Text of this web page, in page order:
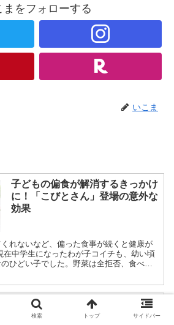
まをフォローする
いこま
子どもの偏食が解消するきっかけ
に！「こびとさん」登場の意外な
効果
れないなど、偏った食事が続くと健康が
ひどい子でした。野菜は全拒否、食べる
辞書ってどうやって選べばいい
の？国語辞典を選ぶポイント
検索 トップ サイドバー